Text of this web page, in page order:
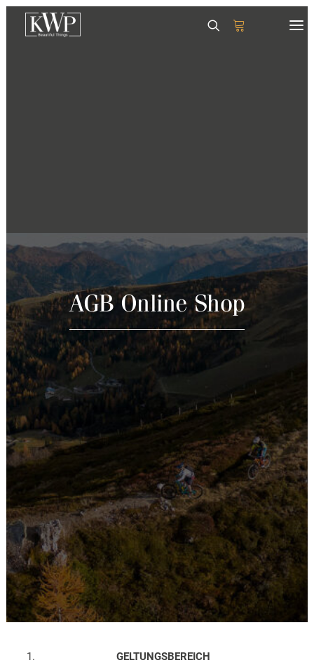
AGB Online Shop
GELTUNGSBEREICH